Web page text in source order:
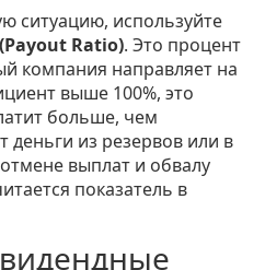
ситуацию, используйте
Ratio). Это процент
компания направляет на
выше 100%, это
больше, чем
деньги из резервов или в
выплат и обвалу
показатель в